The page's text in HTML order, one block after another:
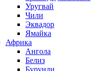
Уругвай
Чили
Эквадор
Ямайка
Африка
Ангола
Белиз
Бурунди